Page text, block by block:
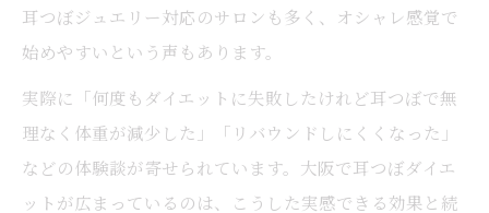
耳つぼでリバウンドしにくい体質づくりを
目指す
耳つぼジュエリーによる持続的なサポート
力
ストレス対策にも耳つぼが効果的な理由
耳つぼダイエットで習慣化するコツを紹介
耳つぼジュエリー対応のサロンも多く、オシャレ感覚で
始めやすいという声もあります。
実際に「何度もダイエットに失敗したけれど耳つぼで無
理なく体重が減少した」「リバウンドしにくくなった」
などの体験談が寄せられています。大阪で耳つぼダイエ
ットが広まっているのは、こうした実感できる効果と続